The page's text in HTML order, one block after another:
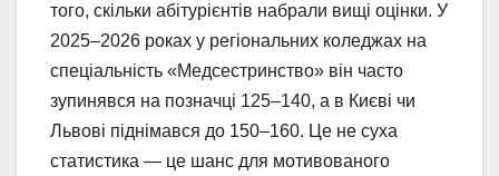
того, скільки абітурієнтів набрали вищі оцінки. У
2025–2026 роках у регіональних коледжах на
спеціальність «Медсестринство» він часто
зупинявся на позначці 125–140, а в Києві чи
Львові піднімався до 150–160. Це не суха
статистика — це шанс для мотивованого